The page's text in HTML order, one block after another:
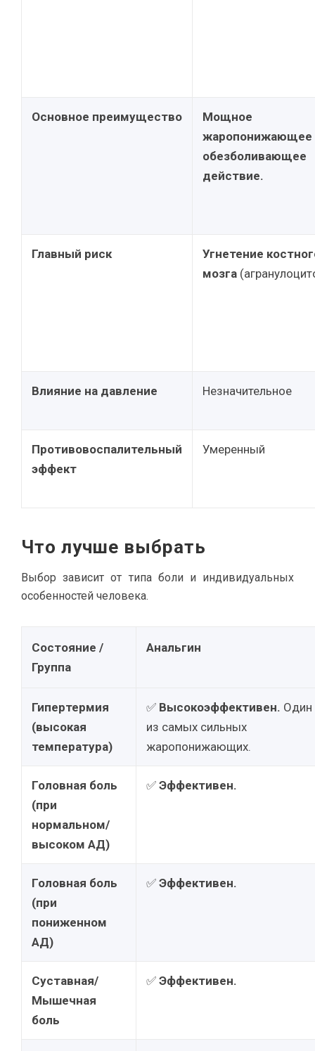
Основное преимущество
Мощное
жаропонижающее
обезболивающее
действие.
Главный риск
Угнетение
мозга
Влияние на давление Незначительное
Противовоспалительный
эффект
Умеренный
Что лучше выбрать
Выбор зависит от типа боли и индивидуальных
особенностей человека.
Состояние /
Группа
Анальгин
Гипертермия
(высокая
температура)
✅ Высокоэффективен. Один
из самых сильных
жаропонижающих.
Головная боль
(при
нормальном/
высоком АД)
✅ Эффективен.
Головная боль
(при
пониженном
АД)
✅ Эффективен.
Суставная/
Мышечная
боль
✅ Эффективен.